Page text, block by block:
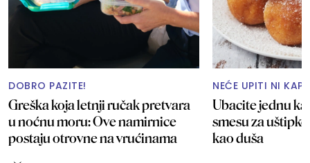
DOBRO PAZITE!
Greška koja letnji ručak pretvara
u noćnu moru: Ove namirnice
postaju otrovne na vrućinama
NEĆE UPITI NI KAP
Ubacite jednu
smesu za
kao duša